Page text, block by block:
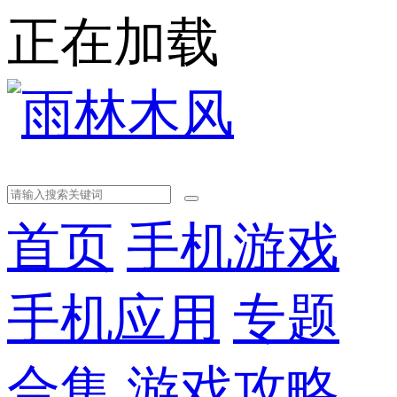
正在加载
首页 手机游戏
手机应用 专题